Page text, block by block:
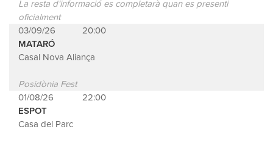
La resta d'informació es completarà quan es presenti
oficialment
03/09/26
20:00
MATARÓ
Casal Nova Aliança
Posidònia Fest
01/08/26
22:00
ESPOT
Casa del Parc